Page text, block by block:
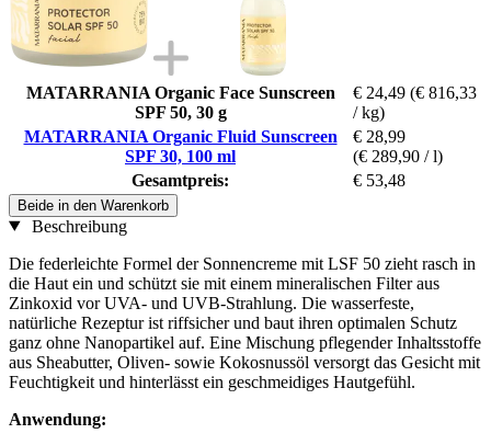
MATARRANIA Organic Face Sunscreen
SPF 50, 30 g
€ 24,49 (€ 816,33
/ kg)
MATARRANIA Organic Fluid Sunscreen
SPF 30, 100 ml
€ 28,99
(€ 289,90 / l)
Gesamtpreis:
€ 53,48
Beide in den Warenkorb
Beschreibung
Die federleichte Formel der Sonnencreme mit LSF 50 zieht rasch in
die Haut ein und schützt sie mit einem mineralischen Filter aus
Zinkoxid vor UVA- und UVB-Strahlung. Die wasserfeste,
natürliche Rezeptur ist riffsicher und baut ihren optimalen Schutz
ganz ohne Nanopartikel auf. Eine Mischung pflegender Inhaltsstoffe
aus Sheabutter, Oliven- sowie Kokosnussöl versorgt das Gesicht mit
Feuchtigkeit und hinterlässt ein geschmeidiges Hautgefühl.
Anwendung: